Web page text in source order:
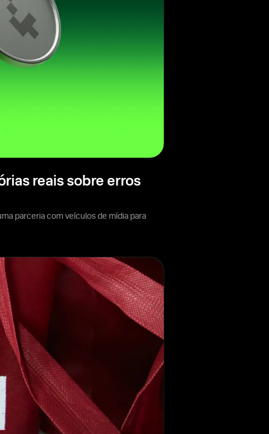
reais sobre erros
parceria com veículos de mídia para